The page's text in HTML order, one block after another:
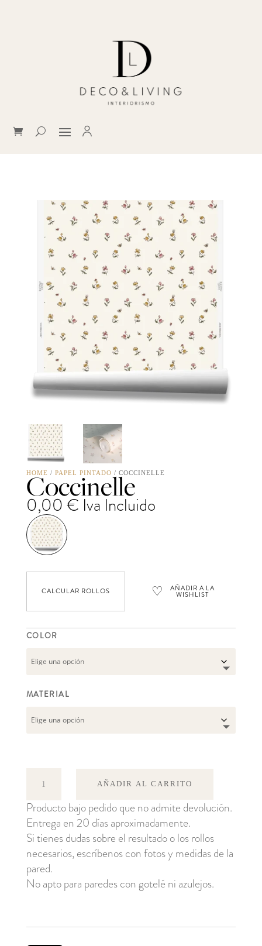
HOME / PAPEL PINTADO / COCCINELLE
Coccinelle
0,00 € Iva Incluido
CALCULAR ROLLOS ♡ AÑADIR A LA
WISHLIST
COLOR
MATERIAL
AÑADIR AL CARRITO
Producto bajo pedido que no admite devolución.
Entrega en 20 días aproximadamente.
Si tienes dudas sobre el resultado o los rollos
necesarios, escríbenos con fotos y medidas de la
pared.
No apto para paredes con gotelé ni azulejos.